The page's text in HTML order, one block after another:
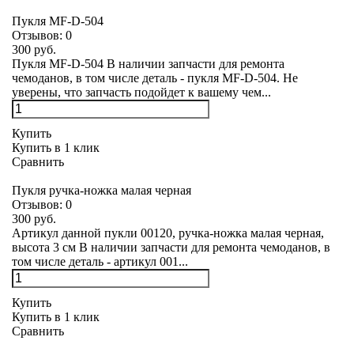
Пукля MF-D-504
Отзывов: 0
300 руб.
Пукля MF-D-504 В наличии запчасти для ремонта
чемоданов, в том числе деталь - пукля MF-D-504. Не
уверены, что запчасть подойдет к вашему чем...
Купить
Купить в 1 клик
Сравнить
Пукля ручка-ножка малая черная
Отзывов: 0
300 руб.
Артикул данной пукли 00120, ручка-ножка малая черная,
высота 3 см В наличии запчасти для ремонта чемоданов, в
том числе деталь - артикул 001...
Купить
Купить в 1 клик
Сравнить